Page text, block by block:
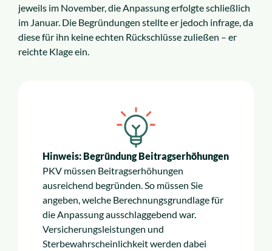
Service
Ratgeber
News
Über uns
jeweils im November, die Anpassung erfolgte schließlich
im Januar. Die Begründungen stellte er jedoch infrage, da
diese für ihn keine echten Rückschlüsse zuließen – er
reichte Klage ein.
Hinweis: Begründung Beitragserhöhungen
PKV müssen Beitragserhöhungen
ausreichend begründen. So müssen Sie
angeben, welche Berechnungsgrundlage für
die Anpassung ausschlaggebend war.
Versicherungsleistungen und
Sterbewahrscheinlichkeit werden dabei